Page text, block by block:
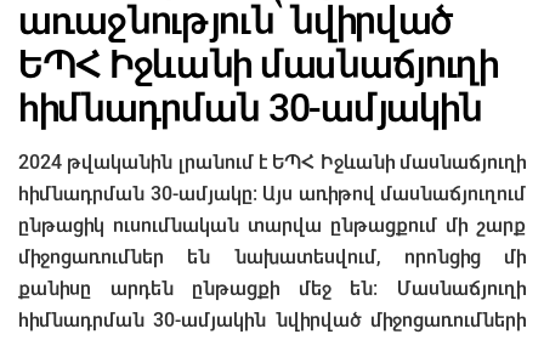
առաջնություն՝ նվիրված
ԵՊՀ Իջևանի մասնաճյուղի
հիմնադրման 30-ամյակին
2024 թվականին լրանում է ԵՊՀ Իջևանի մասնաճյուղի
հիմնադրման 30-ամյակը։ Այս առիթով մասնաճյուղում
ընթացիկ ուսումնական տարվա ընթացքում մի շարք
միջոցառումներ են նախատեսվում, որոնցից մի
քանիսը արդեն ընթացքի մեջ են։ Մասնաճյուղի
հիմնադրման 30-ամյակին նվիրված միջոցառումների